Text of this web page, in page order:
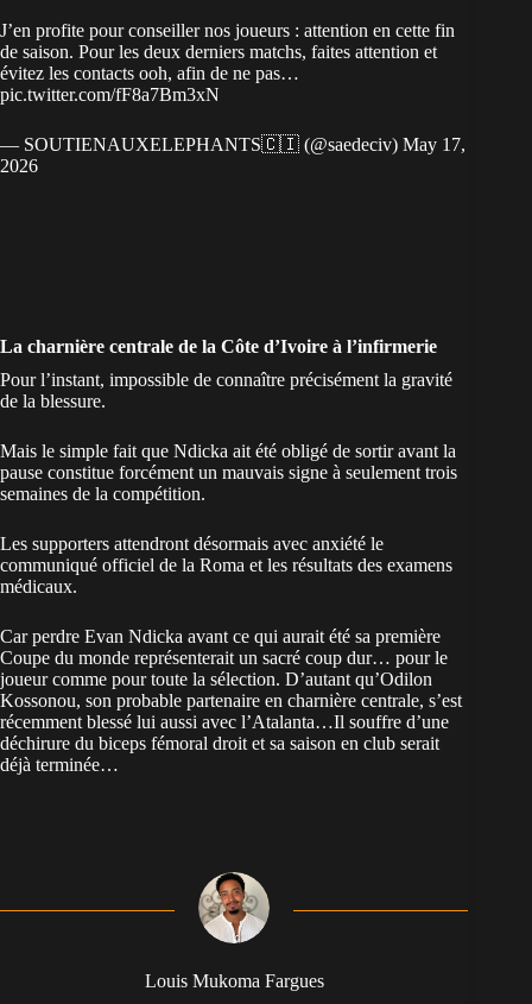
J’en profite pour conseiller nos joueurs : attention en cette fin
de saison. Pour les deux derniers matchs, faites attention et
évitez les contacts ooh, afin de ne pas…
pic.twitter.com/fF8a7Bm3xN
— SOUTIENAUXELEPHANTS🇨🇮 (@saedeciv) May 17,
2026
La charnière centrale de la Côte d’Ivoire à l’infirmerie
Pour l’instant, impossible de connaître précisément la gravité
de la blessure.
Mais le simple fait que Ndicka ait été obligé de sortir avant la
pause constitue forcément un mauvais signe à seulement trois
semaines de la compétition.
Les supporters attendront désormais avec anxiété le
communiqué officiel de la Roma et les résultats des examens
médicaux.
Car perdre Evan Ndicka avant ce qui aurait été sa première
Coupe du monde représenterait un sacré coup dur… pour le
joueur comme pour toute la sélection. D’autant qu’Odilon
Kossonou, son probable partenaire en charnière centrale, s’est
récemment blessé lui aussi avec l’Atalanta…Il souffre d’une
déchirure du biceps fémoral droit et sa saison en club serait
déjà terminée…
Louis Mukoma Fargues